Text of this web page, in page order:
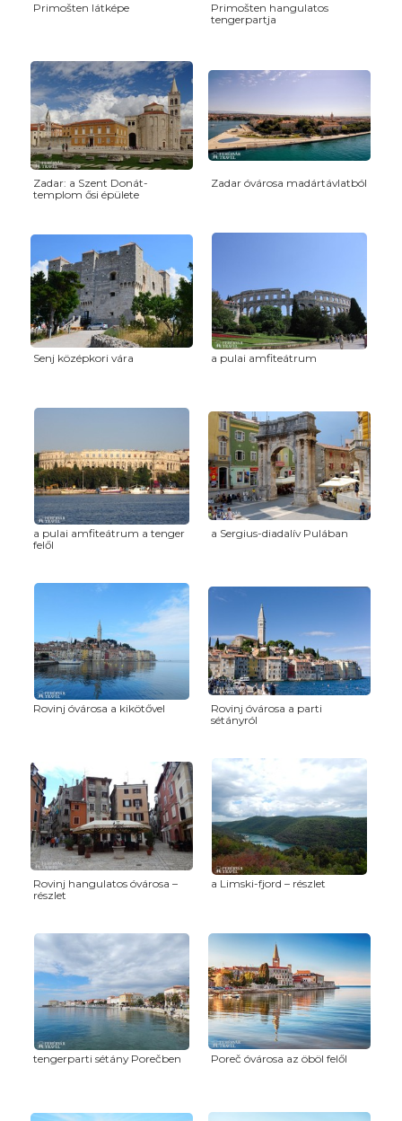
Primošten látképe
Primošten hangulatos
tengerpartja
Zadar: a Szent Donát-
templom ősi épülete
Zadar óvárosa madártávlatból
Senj középkori vára a pulai amfiteátrum
a pulai amfiteátrum a tenger
felől
a Sergius-diadalív Pulában
Rovinj óvárosa a kikötővel
Rovinj óvárosa a parti
sétányról
Rovinj hangulatos óvárosa –
részlet
a Limski-fjord – részlet
tengerparti sétány Porečben Poreč óvárosa az öböl felől